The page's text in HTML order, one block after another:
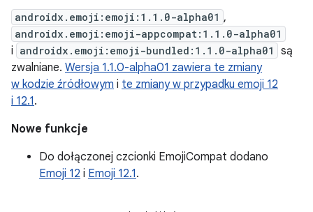
androidx.emoji:emoji:1.1.0-alpha01 ,
androidx.emoji:emoji-appcompat:1.1.0-alpha01
i androidx.emoji:emoji-bundled:1.1.0-alpha01
są
zwalniane. Wersja 1.1.0-alpha01 zawiera te zmiany
w kodzie źródłowym i te zmiany w przypadku emoji 12
i 12.1.
Nowe funkcje
Do dołączonej czcionki EmojiCompat dodano
Emoji 12 i Emoji 12.1.